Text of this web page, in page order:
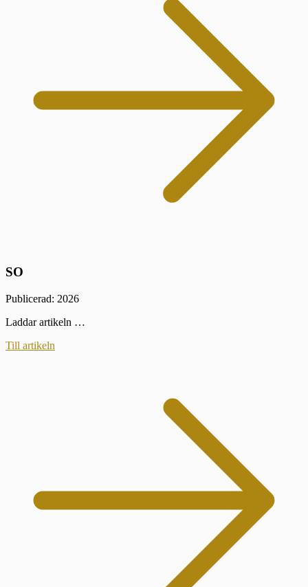
SO
Publicerad: 2026
Laddar artikeln …
Till artikeln